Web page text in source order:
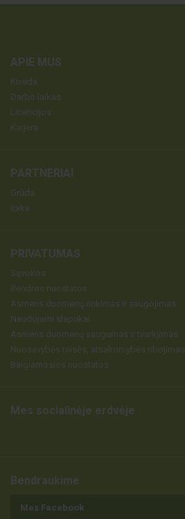
APIE MUS
Kiveda
Darbo laikas
Licencijos
Karjera
PARTNERIAI
Grūda
Itaka
PRIVATUMAS
Sąvokos
Bendros nuostatos
Asmens duomenų rinkimas ir saugojimas
Naudojami slapukai
Asmens duomenų saugumas ir tvarkymas
Nuosavybės teisės, atsakomybės ribojimas
Baigiamosios nuostatos
Mes socialinėje erdvėje
Bendraukime
Mes Facebook